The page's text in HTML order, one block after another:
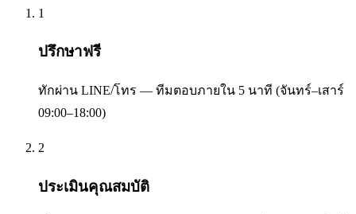
1
ปรึกษาฟรี
ทักผ่าน LINE/โทร — ทีมตอบภายใน 5 นาที (จันทร์–เสาร์
09:00–18:00)
2
ประเมินคุณสมบัติ